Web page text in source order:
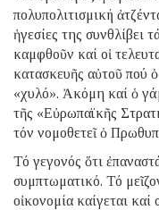
πολυπολιτισμική
ἡγεσίες της συνθλίβει
καμφθοῦν καί οἱ
κατασκευῆς αὐτοῦ πού
«χυλό». Ἀκόμη καί ὁ
τῆς «Εὐρωπαϊκῆς
τόν νομοθετεῖ ὁ
Τό γεγονός ὅτι
συμπτωματικό. Τό
οἰκονομία καίγεται καί